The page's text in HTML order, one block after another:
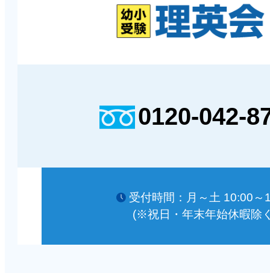
0120-042-
受付時間：月～土 10:00～
(※祝日・年末年始休暇除